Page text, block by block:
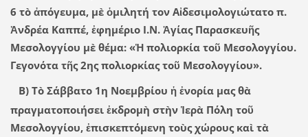
6 τὸ ἀπόγευμα, μὲ ὁμιλητή τον Αἰδεσιμολογιώτατο π.
Ἀνδρέα Καππέ, ἐφημέριο Ι.Ν. Ἁγίας Παρασκευῆς
Μεσολογγίου μὲ θέμα: «Ἡ πολιορκία τοῦ Μεσολογγίου.
Γεγονότα τῆς 2ης πολιορκίας τοῦ Μεσολογγίου».
Β) Τὸ Σάββατο 1η Νοεμβρίου ἡ ἐνορία μας θὰ
πραγματοποιήσει ἐκδρομὴ στὴν Ἱερὰ Πόλη τοῦ
Μεσολογγίου, ἐπισκεπτόμενη τοὺς χώρους καὶ τὰ